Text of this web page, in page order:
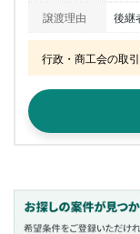
譲渡理由
後継
行政・商工会の取